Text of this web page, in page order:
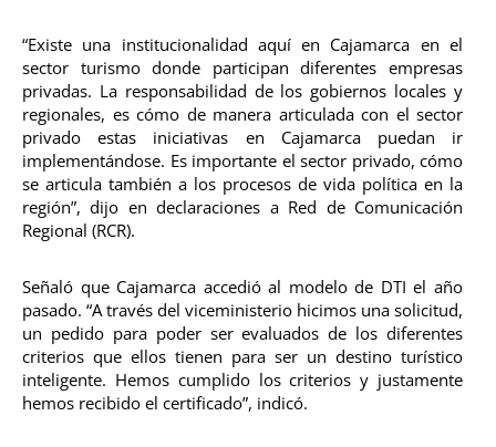
“Existe una institucionalidad aquí en Cajamarca en el
sector turismo donde participan diferentes empresas
privadas. La responsabilidad de los gobiernos locales y
regionales, es cómo de manera articulada con el sector
privado estas iniciativas en Cajamarca puedan ir
implementándose. Es importante el sector privado, cómo
se articula también a los procesos de vida política en la
región”, dijo en declaraciones a Red de Comunicación
Regional (RCR).
Señaló que Cajamarca accedió al modelo de DTI el año
pasado. “A través del viceministerio hicimos una solicitud,
un pedido para poder ser evaluados de los diferentes
criterios que ellos tienen para ser un destino turístico
inteligente. Hemos cumplido los criterios y justamente
hemos recibido el certificado”, indicó.